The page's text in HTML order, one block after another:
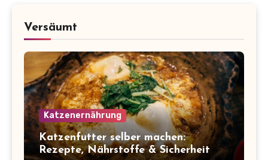
Versäumt
Katzenernährung
Katzenfutter selber machen:
Rezepte, Nährstoffe & Sicherheit